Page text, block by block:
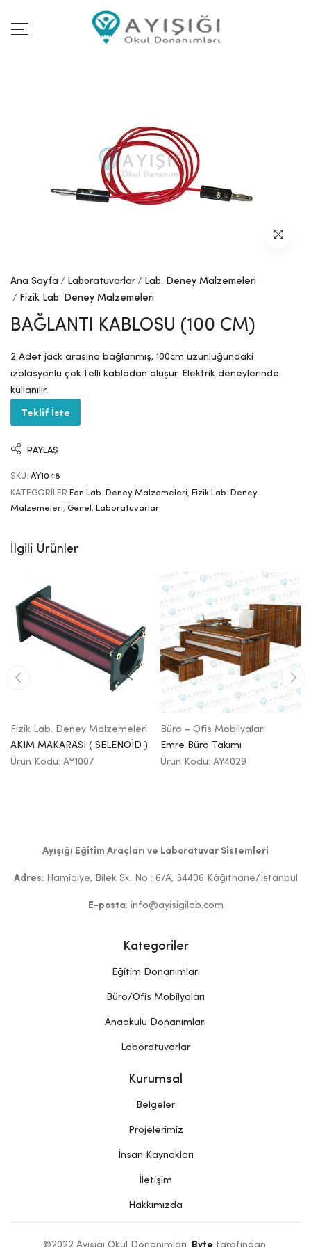
Ana Sayfa Laboratuvarlar
Lab. Deney Malzemeleri
Fizik Lab. Deney Malzemeleri
BAĞLANTI KABLOSU (100 CM)
2 Adet jack arasına bağlanmış, 100cm uzunluğundaki
izolasyonlu çok telli kablodan oluşur. Elektrik deneylerinde
kullanılır.
Teklif İste
PAYLAŞ
SKU: AY1048
KATEGORILER Fen Lab. Deney Malzemeleri
Fizik Lab. Deney
Malzemeleri Genel Laboratuvarlar
İlgili Ürünler
Fizik Lab. Deney Malzemeleri
AKIM MAKARASI ( SELENOİD )
Ürün Kodu: AY1007
Büro – Ofis Mobilyaları
Emre Büro Takımı
Ürün Kodu: AY4029
Ayışığı Eğitim Araçları ve Laboratuvar Sistemleri
Adres: Hamidiye, Bilek Sk. No : 6/A, 34406 Kâğıthane/İstanbul
E-posta: info@ayisigilab.com
Kategoriler
Eğitim Donanımları
Büro/Ofis Mobilyaları
Anaokulu Donanımları
Laboratuvarlar
Kurumsal
Belgeler
Projelerimiz
İnsan Kaynakları
İletişim
Hakkımızda
©2022 Ayışığı Okul Donanımları. Byte tarafından